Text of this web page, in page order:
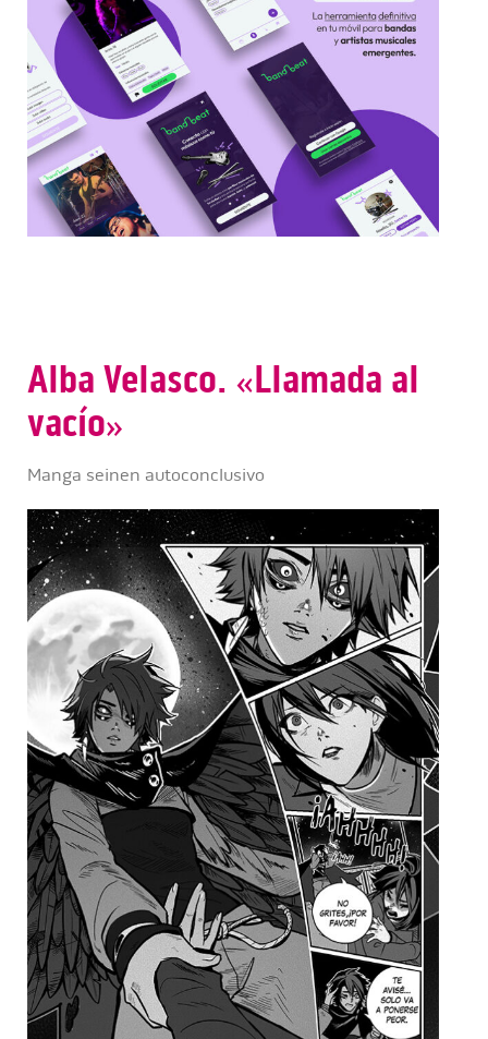
Alba Velasco. «Llamada al
vacío»
Manga seinen autoconclusivo